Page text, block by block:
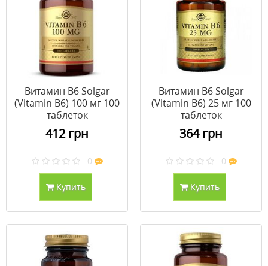
Витамин В6 Solgar
(Vitamin B6) 100 мг 100
таблеток
412 грн
0
Купить
Витамин В6 Solgar
(Vitamin B6) 25 мг 100
таблеток
364 грн
0
Купить